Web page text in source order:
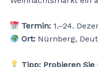
Termin: 1.–24.
Ort: Nürnberg,
Tipp: Probieren